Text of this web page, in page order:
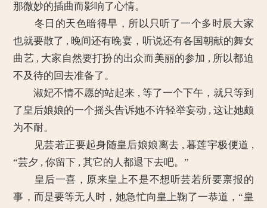
那微妙的插曲而影响了心情。
冬日的天色暗得早，所以只听了一个多时辰大家
也就要散了 , 晚间还有晚宴，听说还有各国朝献的舞女
曲艺 , 大家自然要打扮的出众而美丽的参加 , 所以都迫
不及待的回去准备了。
淑妃不情不愿的站起来 , 等了一个下午，就只等到
了皇后娘娘的一个摇头告诉她不许轻举妄动 , 这让她颇
为不耐。
见芸若正要起身随皇后娘娘离去 , 暮莲宇极便道 ,
“芸夕 , 你留下 , 其它的人都退下去吧。”
皇后一喜，原来皇上不是不想听芸若所要禀报的
事，而是要等无人时，她急忙向皇上鞠了一恭道，“皇